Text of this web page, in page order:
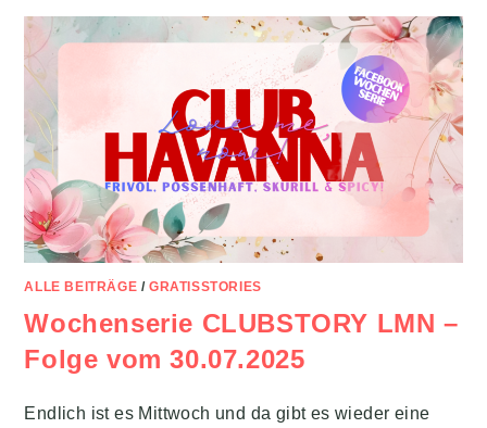
ALLE BEITRÄGE /GRATISSTORIES
Wochenserie CLUBSTORY LMN –
Folge vom 30.07.2025
Endlich ist es Mittwoch und da gibt es wieder eine